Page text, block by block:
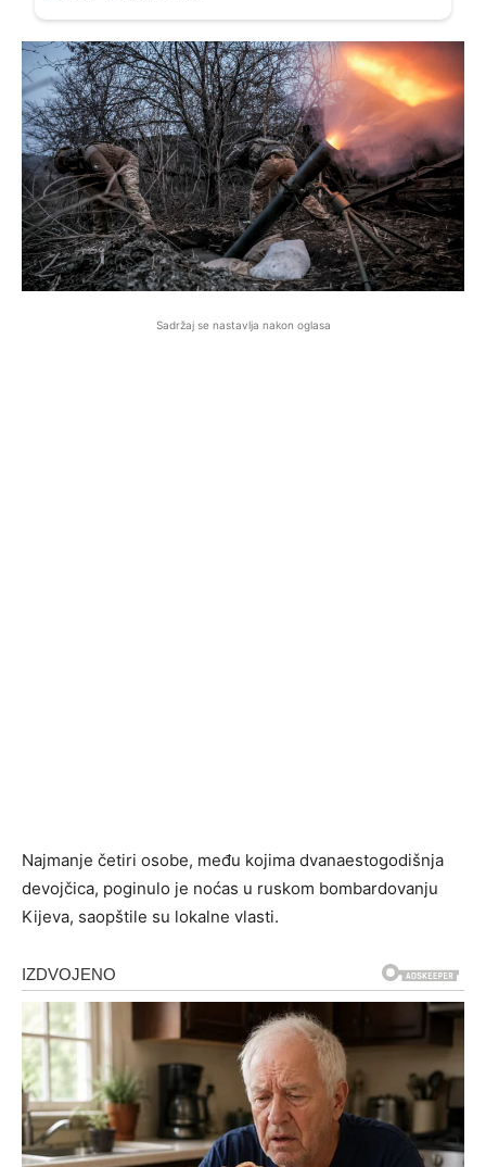
Sadržaj se nastavlja nakon oglasa
Najmanje četiri osobe, među kojima dvanaestogodišnja
devojčica, poginulo je noćas u ruskom bombardovanju
Kijeva, saopštile su lokalne vlasti.